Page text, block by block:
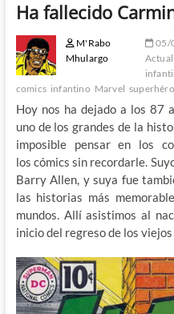
Ha fallecido
M'Rabo
Mhulargo
05/
comics infantino Marvel
Hoy nos ha dejado a los 87
uno de los grandes de la
imposible pensar en los
los cómics sin recordarle.
Barry Allen, y suya fue
las historias más
mundos. Allí asistimos al
inicio del regreso de los